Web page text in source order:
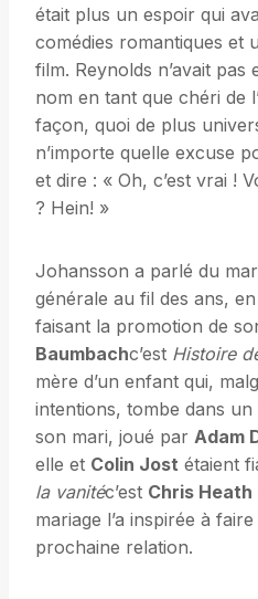
était plus un espoir qui
comédies romantiques et
film. Reynolds n’avait
nom en tant que chéri de
façon, quoi de plus
n’importe quelle excuse
et dire : « Oh, c’est vrai !
? Hein! »
Johansson a parlé du
générale au fil des ans,
faisant la promotion de
Baumbachc’est Histoire
mère d’un enfant qui,
intentions, tombe dans un
son mari, joué par Adam
elle et Colin Jost étaient
la vanitéc’est Chris Heath
mariage l’a inspirée à
prochaine relation.